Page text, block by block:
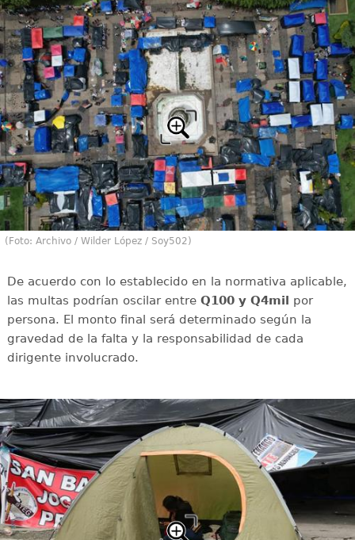
(Foto: Archivo / Wilder López / Soy502)
De acuerdo con lo establecido en la normativa aplicable,
las multas podrían oscilar entre Q100 y Q4mil
por
persona. El monto final será determinado según la
gravedad de la falta y la responsabilidad de cada
dirigente involucrado.